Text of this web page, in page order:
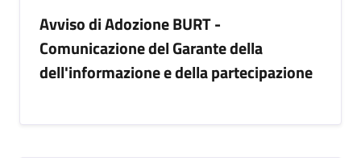
Avviso di Adozione BURT -
Comunicazione del Garante della
dell'informazione e della partecipazione